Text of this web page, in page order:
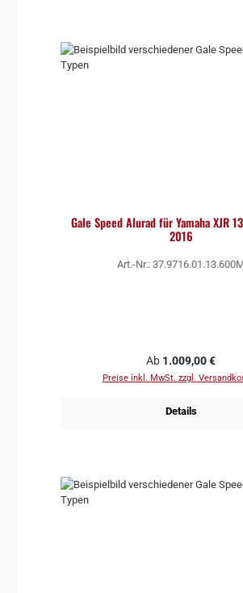
Gale Speed Alurad für Yamaha XJR
2016
Art.-Nr.:
Regulärer Preis:
Ab 1.009,00 €
Preise inkl. MwSt. zzgl.
Details